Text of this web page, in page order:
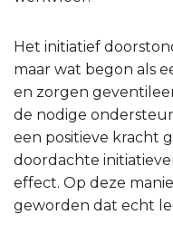
Het initiatief
maar wat begon als
en zorgen
de nodige
een positieve kracht
doordachte
effect. Op deze
geworden dat echt